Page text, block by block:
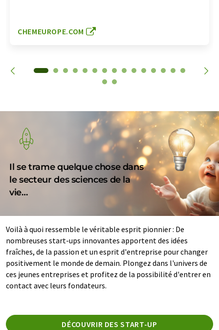
CHEMEUROPE.COM
Il se trame quelque chose dans
le secteur des sciences de la
vie…
Voilà à quoi ressemble le véritable esprit pionnier : De
nombreuses start-ups innovantes apportent des idées
fraîches, de la passion et un esprit d'entreprise pour changer
positivement le monde de demain. Plongez dans l'univers de
ces jeunes entreprises et profitez de la possibilité d'entrer en
contact avec leurs fondateurs.
DÉCOUVRIR DES START-UP